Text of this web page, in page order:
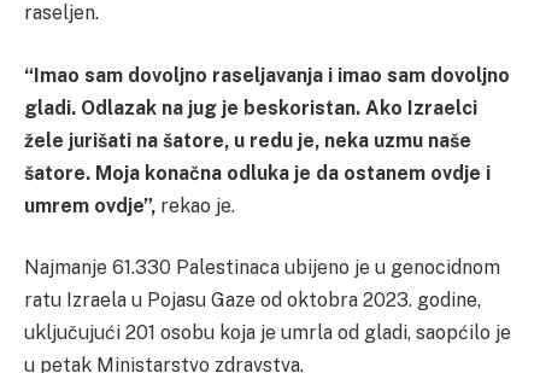
raseljen.
“Imao sam dovoljno raseljavanja i imao sam dovoljno
gladi. Odlazak na jug je beskoristan. Ako Izraelci
žele jurišati na šatore, u redu je, neka uzmu naše
šatore. Moja konačna odluka je da ostanem ovdje i
umrem ovdje”, rekao je.
Najmanje 61.330 Palestinaca ubijeno je u genocidnom
ratu Izraela u Pojasu Gaze od oktobra 2023. godine,
uključujući 201 osobu koja je umrla od gladi, saopćilo je
u petak Ministarstvo zdravstva.